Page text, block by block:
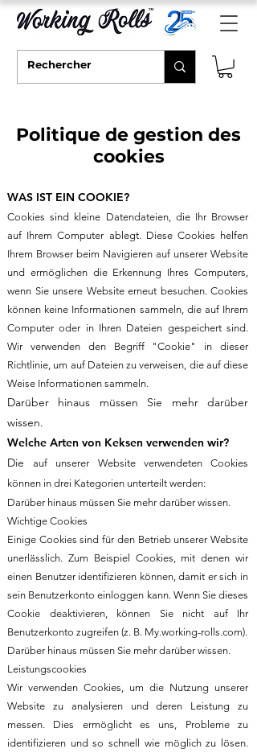
Politique de gestion des
cookies
WAS IST EIN COOKIE?
Cookies sind kleine Datendateien, die Ihr Browser
auf Ihrem Computer ablegt. Diese Cookies helfen
Ihrem Browser beim Navigieren auf unserer Website
und ermöglichen die Erkennung Ihres Computers,
wenn Sie unsere Website erneut besuchen. Cookies
können keine Informationen sammeln, die auf Ihrem
Computer oder in Ihren Dateien gespeichert sind.
Wir verwenden den Begriff "Cookie" in dieser
Richtlinie, um auf Dateien zu verweisen, die auf diese
Weise Informationen sammeln.
Darüber hinaus müssen Sie mehr darüber
wissen.
Welche Arten von Keksen verwenden wir?
Die
auf unserer Website verwendeten Cookies
können in drei Kategorien unterteilt werden:
Darüber hinaus müssen Sie mehr darüber wissen.
Wichtige Cookies
Einige Cookies sind für den Betrieb unserer Website
unerlässlich. Zum Beispiel Cookies, mit denen wir
einen Benutzer identifizieren können, damit er sich in
sein Benutzerkonto einloggen kann. Wenn Sie dieses
Cookie deaktivieren, können Sie nicht auf Ihr
Benutzerkonto zugreifen (z. B. My.working-rolls.com).
Darüber hinaus müssen Sie mehr darüber wissen.
Leistungscookies
Wir verwenden Cookies, um die Nutzung unserer
Website zu analysieren und deren Leistung zu
messen. Dies ermöglicht es uns, Probleme zu
identifizieren und so schnell wie möglich zu lösen.